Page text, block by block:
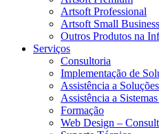
Artsoft Professional
Artsoft Small Business
Outros Produtos na
Serviços
Consultoria
Implementação de
Assistência a
Assistência a
Formação
Web Design –